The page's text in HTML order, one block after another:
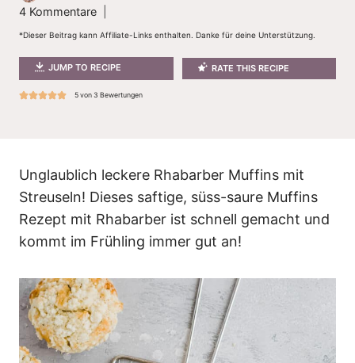
4 Kommentare
*Dieser Beitrag kann Affiliate-Links enthalten. Danke für deine Unterstützung.
JUMP TO RECIPE RATE THIS RECIPE
5von3 Bewertungen
Unglaublich leckere Rhabarber Muffins mit
Streuseln! Dieses saftige, süss-saure Muffins
Rezept mit Rhabarber ist schnell gemacht und
kommt im Frühling immer gut an!